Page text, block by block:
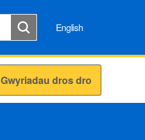
English
Gwyriadau dros dro